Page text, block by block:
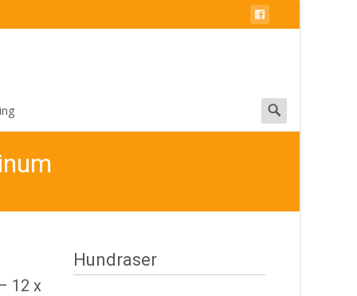
Search
for:
12 x
Hundraser